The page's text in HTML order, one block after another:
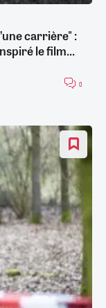
carrière" :
le film...
0